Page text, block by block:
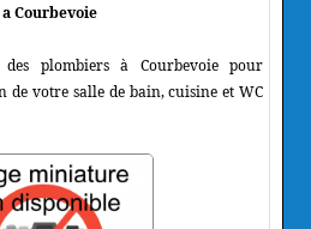
Courbevoie
plombiers à Courbevoie pour
votre salle de bain, cuisine et WC